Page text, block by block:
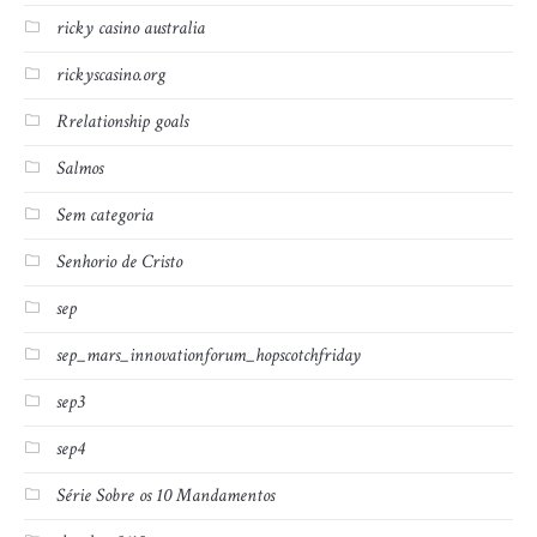
ricky casino australia
rickyscasino.org
Rrelationship goals
Salmos
Sem categoria
Senhorio de Cristo
sep
sep_mars_innovationforum_hopscotchfriday
sep3
sep4
Série Sobre os 10 Mandamentos